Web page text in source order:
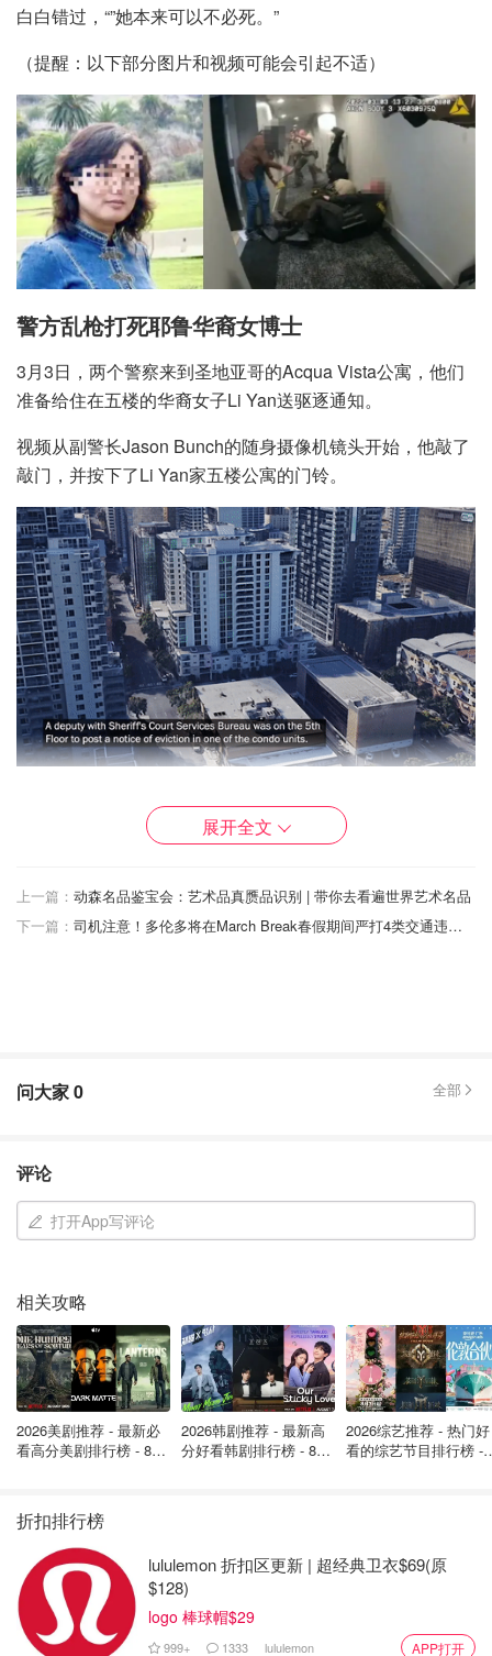
白白错过，“”她本来可以不必死。”
（提醒：以下部分图片和视频可能会引起不适）
警方乱枪打死耶鲁华裔女博士
3月3日，两个警察来到圣地亚哥的Acqua Vista公寓，他们
准备给住在五楼的华裔女子Li Yan送驱逐通知。
视频从副警长Jason Bunch的随身摄像机镜头开始，他敲了
敲门，并按下了Li Yan家五楼公寓的门铃。
她打开门， Bunch确认了她的名字并递给她文件。
Bunch说："这是一份驱逐通知。
图片来自于警方，版权属于原作者
"这是你的通知，因为......" Bunch开始说时，他突然注意到
Li Yan右手拿着一把切肉刀。
图片来自于警方 ，版权属于原作者
展开全文
上一篇： 动森名品鉴宝会：艺术品真赝品识别 | 带你去看遍世界艺术名品
下一篇：
司机注意！多伦多将在March Break春假期间严打4类交通违规行为🚦！
问大家0 全部
评论
打开App写评论
相关攻略
2026美剧推荐 - 最新必
看高分美剧排行榜 - 8月
2026韩剧推荐 - 最新高
分好看韩剧排行榜 - 8月
2026综艺推荐 - 热门好
看的综艺节目排行榜 -
折扣排行榜
lululemon 折扣区更新 | 超经典卫衣$69(原
$128)
logo 棒球帽$29
999+ 1333 lululemon APP打开